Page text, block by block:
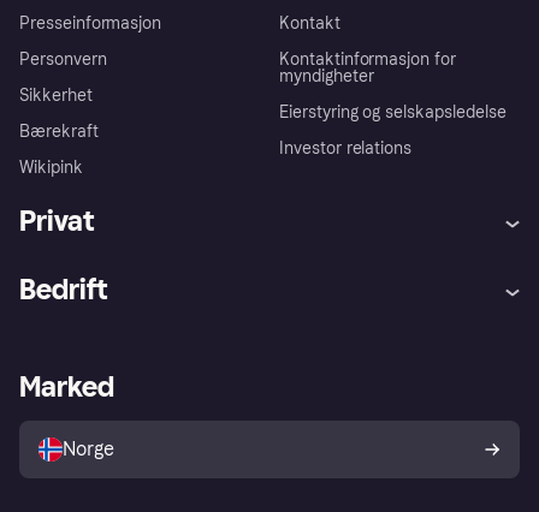
Presseinformasjon
Personvern
Sikkerhet
Bærekraft
Wikipink
Kontakt
Kontaktinformasjon for
myndigheter
Eierstyring og selskapsledelse
Investor relations
Privat
Utforsk butikker
Bedrift
Merchant portal
Marked
Norge